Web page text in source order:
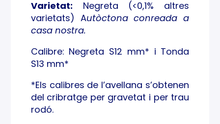
Varietat: Negreta (<0,1% altres
varietats) Autòctona conreada a
casa nostra.
Calibre: Negreta S12 mm* i Tonda
S13 mm*
*Els calibres de l’avellana s’obtenen
del cribratge per gravetat i per trau
rodó.